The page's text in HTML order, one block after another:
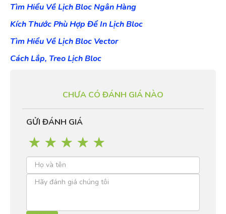
TìmHiểu VềLịch Bloc Ngân Hàng
Kích Thước Phù Hợp Để In Lịch Bloc
Tìm Hiểu Về Lịch Bloc Vector
Cách Lắp, Treo Lịch Bloc
CHƯA CÓ ĐÁNH GIÁ NÀO
GỬI ĐÁNH GIÁ
☆
☆
☆
☆
☆